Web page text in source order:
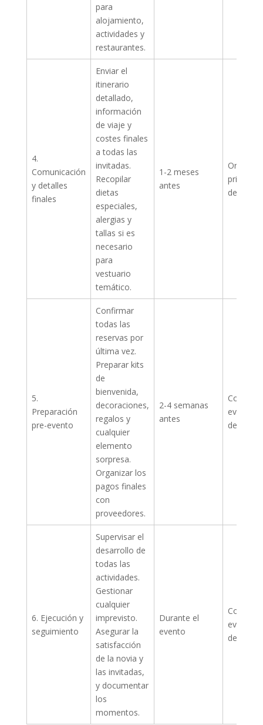
para
alojamiento,
actividades y
restaurantes.
4.
Comunicación
y detalles
finales
Enviar el
itinerario
detallado,
información
de viaje y
costes finales
a todas las
invitadas.
Recopilar
dietas
especiales,
alergias y
tallas si es
necesario
para
vestuario
temático.
1-2 meses
antes
principal
de
5.
Preparación
pre-evento
Confirmar
todas las
reservas por
última vez.
Preparar kits
de
bienvenida,
decoraciones,
regalos y
cualquier
elemento
sorpresa.
Organizar los
pagos finales
con
proveedores.
2-4 semanas
antes
eventos
de honor
6. Ejecución y
seguimiento
Supervisar el
desarrollo de
todas las
actividades.
Gestionar
cualquier
imprevisto.
Asegurar la
satisfacción
de la novia y
las invitadas,
y documentar
los
momentos.
Durante el
evento
eventos
del grupo